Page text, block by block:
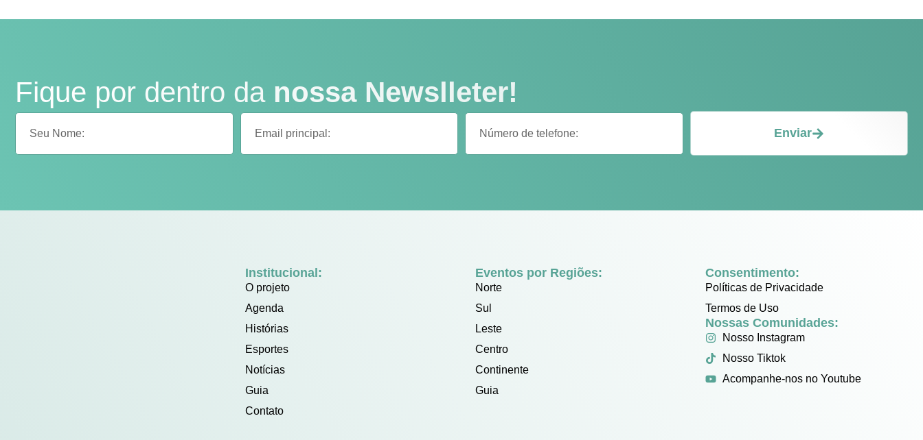
Fique por dentro da nossa Newslleter!
Enviar
Institucional:
O projeto
Agenda
Histórias
Esportes
Notícias
Guia
Contato
Eventos por Regiões:
Norte
Sul
Leste
Centro
Continente
Guia
Consentimento:
Políticas de Privacidade
Termos de Uso
Nossas Comunidades:
Nosso Instagram
Nosso Tiktok
Acompanhe-nos no Youtube